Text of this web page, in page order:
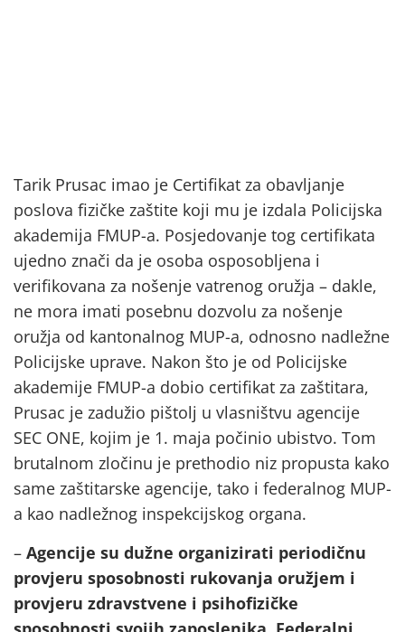
Tarik Prusac imao je Certifikat za obavljanje
poslova fizičke zaštite koji mu je izdala Policijska
akademija FMUP-a. Posjedovanje tog certifikata
ujedno znači da je osoba osposobljena i
verifikovana za nošenje vatrenog oružja – dakle,
ne mora imati posebnu dozvolu za nošenje
oružja od kantonalnog MUP-a, odnosno nadležne
Policijske uprave. Nakon što je od Policijske
akademije FMUP-a dobio certifikat za zaštitara,
Prusac je zadužio pištolj u vlasništvu agencije
SEC ONE, kojim je 1. maja počinio ubistvo. Tom
brutalnom zločinu je prethodio niz propusta kako
same zaštitarske agencije, tako i federalnog MUP-
a kao nadležnog inspekcijskog organa.
– Agencije su dužne organizirati periodičnu
provjeru sposobnosti rukovanja oružjem i
provjeru zdravstvene i psihofizičke